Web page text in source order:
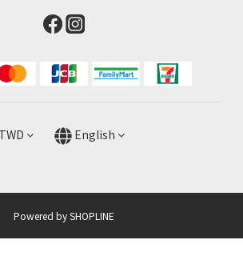
TWD English
Powered by SHOPLINE